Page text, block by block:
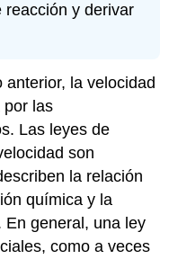
reacción y derivar
anterior, la velocidad
por las
Las leyes de
son
la relación
química y la
En general, una ley
como a veces